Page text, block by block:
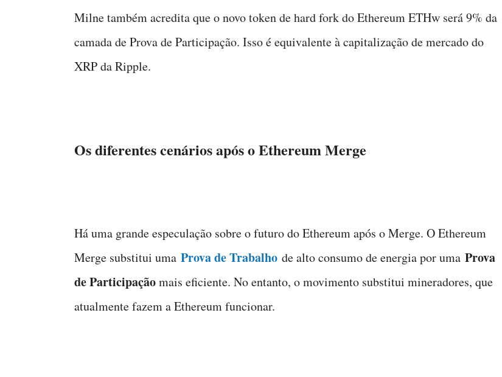
Milne também acredita que o novo token de hard fork do Ethereum ETHw será 9% da
camada de Prova de Participação. Isso é equivalente à capitalização de mercado do
XRP da Ripple.
Os diferentes cenários após o Ethereum Merge
Há uma grande especulação sobre o futuro do Ethereum após o Merge. O Ethereum
Merge substitui uma Prova de Trabalho de alto consumo de energia por uma Prova
de Participaçãomais eficiente. No entanto, o movimento substitui mineradores, que
atualmente fazem a Ethereum funcionar.